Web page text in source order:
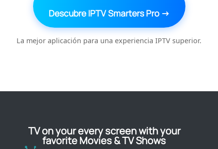
Descubre IPTV Smarters Pro →
La mejor aplicación para una experiencia IPTV superior.
TV on your every screen with your
favorite Movies & TV Shows